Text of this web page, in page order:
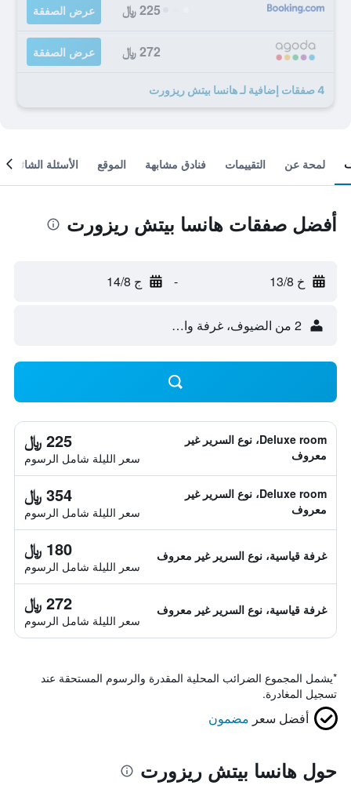
225 ﷼ عرض الصفقة
272 ﷼ عرض الصفقة
4 صفقات إضافية لـ هانسا بيتش ريزورت
لمحة عن التقييمات فنادق مشابهة الموقع الأسئلة الشائعة
أفضل صفقات هانسا بيتش ريزورت
خ 13/8 - ج 14/8
2 من الضيوف، غرفة واحدة
Deluxe room، نوع السرير غير
معروف
225 ﷼
سعر الليلة شامل الرسوم
Deluxe room، نوع السرير غير
معروف
354 ﷼
سعر الليلة شامل الرسوم
غرفة قياسية، نوع السرير غير معروف 180 ﷼
سعر الليلة شامل الرسوم
غرفة قياسية، نوع السرير غير معروف 272 ﷼
سعر الليلة شامل الرسوم
*يشمل المجموع الضرائب المحلية المقدرة والرسوم المستحقة عند
تسجيل المغادرة.
أفضل سعر مضمون
حول هانسا بيتش ريزورت